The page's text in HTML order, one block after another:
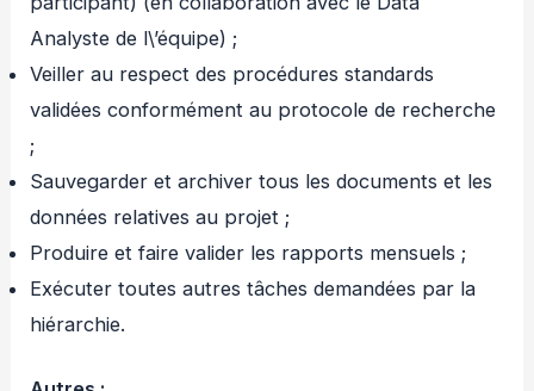
Analyste de l\’équipe) ;
Veiller au respect des procédures standards
validées conformément au protocole de recherche
;
Sauvegarder et archiver tous les documents et les
données relatives au projet ;
Produire et faire valider les rapports mensuels ;
Exécuter toutes autres tâches demandées par la
hiérarchie.